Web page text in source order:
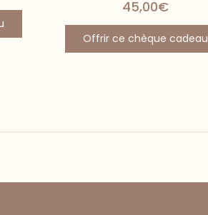
45,00€
Offrir ce chèque cadeau